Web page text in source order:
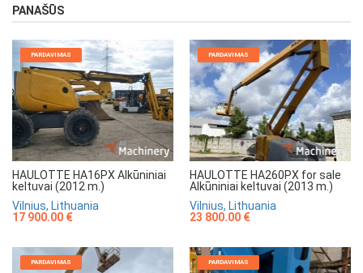
PANAŠŪS
PARDAVIMAS
HAULOTTE HA16PX Alkūniniai
keltuvai (2012 m.)
Vilnius, Lithuania
17 900.00 €
PARDAVIMAS
HAULOTTE HA260PX for sale
Alkūniniai keltuvai (2013 m.)
Vilnius, Lithuania
23 800.00 €
PARDAVIMAS PARDAVIMAS